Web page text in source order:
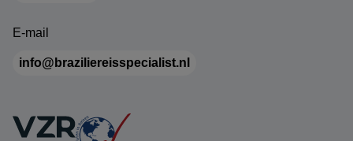
E-mail
info@braziliereisspecialist.nl